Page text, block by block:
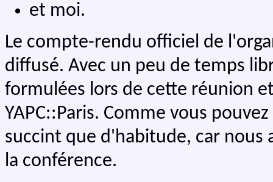
et moi.
Le compte-rendu officiel de
diffusé. Avec un peu de temps
formulées lors de cette réunion
YAPC::Paris. Comme vous
succint que d'habitude, car nous
la conférence.